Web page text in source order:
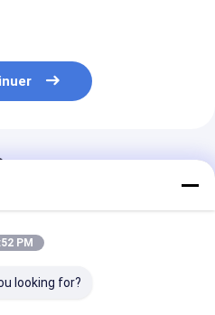
PM
looking for?